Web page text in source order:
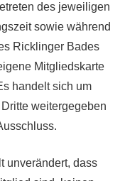
des jeweiligen
sowie während
Ricklinger Bades
Mitgliedskarte
handelt sich um
weitergegeben
unverändert, dass